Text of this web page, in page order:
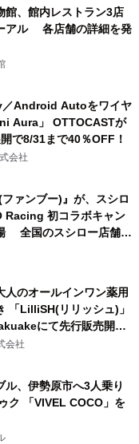
館、館内レストラン3店
アル 各店舗の詳細を発
／Android Autoをワイヤ
Aura」 OTTOCASTが
で8/31まで40％OFF！
会社
ファンブー)』が、スシロ
Racing 初コラボキャン
全国のスシロー店舗で
ミニカー)付き
されます
人のオールインワン薬用
「LilliSH(リリッシュ)」
にて先行販売開
会社
ル、伊勢原市へ3人乗り
ク 「VIVEL COCO」を